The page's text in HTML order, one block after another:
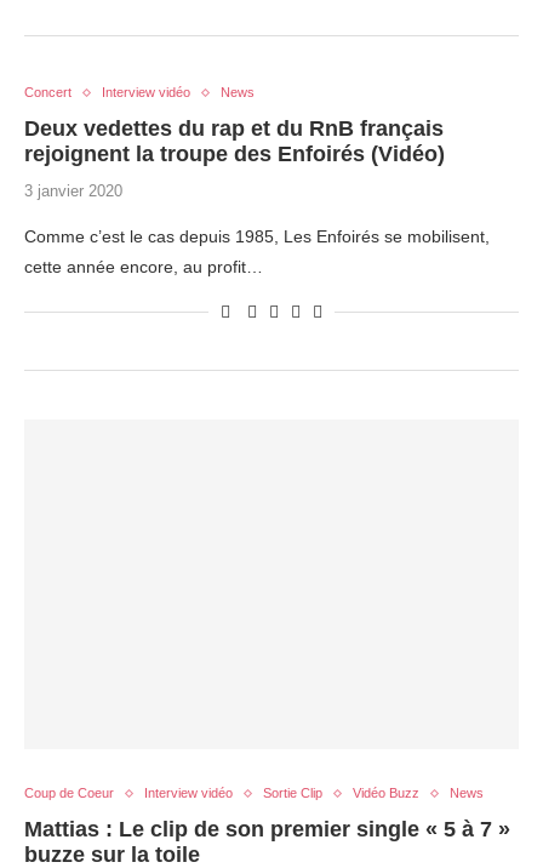
Concert Interview vidéo News
Deux vedettes du rap et du RnB français
rejoignent la troupe des Enfoirés (Vidéo)
3 janvier 2020
Comme c’est le cas depuis 1985, Les Enfoirés se mobilisent,
cette année encore, au profit…
Coup de Coeur Interview vidéo Sortie Clip Vidéo Buzz News
Mattias : Le clip de son premier single « 5 à 7 »
buzze sur la toile